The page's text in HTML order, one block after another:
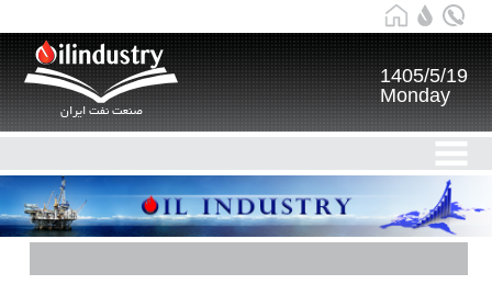
صنعت نفت ایران
1405/5/19
Monday